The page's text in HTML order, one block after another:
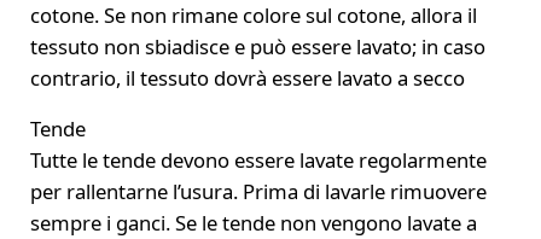
cotone. Se non rimane colore sul cotone, allora il
tessuto non sbiadisce e può essere lavato; in caso
contrario, il tessuto dovrà essere lavato a secco
Tende
Tutte le tende devono essere lavate regolarmente
per rallentarne l’usura. Prima di lavarle rimuovere
sempre i ganci. Se le tende non vengono lavate a